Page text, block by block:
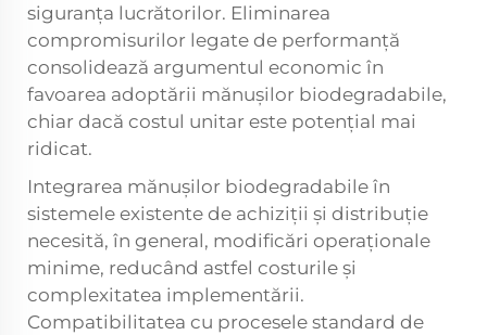
siguranța lucrătorilor. Eliminarea
compromisurilor legate de performanță
consolidează argumentul economic în
favoarea adoptării mănușilor biodegradabile,
chiar dacă costul unitar este potențial mai
ridicat.
Integrarea mănușilor biodegradabile în
sistemele existente de achiziții și distribuție
necesită, în general, modificări operaționale
minime, reducând astfel costurile și
complexitatea implementării.
Compatibilitatea cu procesele standard de